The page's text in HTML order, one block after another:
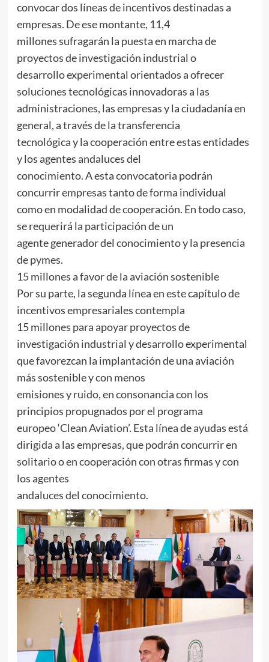
convocar dos líneas de incentivos destinadas a
empresas. De ese montante, 11,4
millones sufragarán la puesta en marcha de
proyectos de investigación industrial o
desarrollo experimental orientados a ofrecer
soluciones tecnológicas innovadoras a las
administraciones, las empresas y la ciudadanía en
general, a través de la transferencia
tecnológica y la cooperación entre estas entidades
y los agentes andaluces del
conocimiento. A esta convocatoria podrán
concurrir empresas tanto de forma individual
como en modalidad de cooperación. En todo caso,
se requerirá la participación de un
agente generador del conocimiento y la presencia
de pymes.
15 millones a favor de la aviación sostenible
Por su parte, la segunda línea en este capítulo de
incentivos empresariales contempla
15 millones para apoyar proyectos de
investigación industrial y desarrollo experimental
que favorezcan la implantación de una aviación
más sostenible y con menos
emisiones y ruido, en consonancia con los
principios propugnados por el programa
europeo ‘Clean Aviation’. Esta línea de ayudas está
dirigida a las empresas, que podrán concurrir en
solitario o en cooperación con otras firmas y con
los agentes
andaluces del conocimiento.